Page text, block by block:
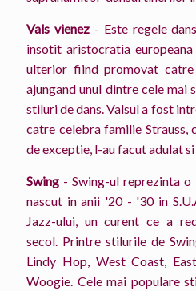
Vals vienez- Este regele
insotit aristocratia
ulterior fiind promovat
ajungand unul dintre cele mai
stiluri de dans. Valsul a fost
catre celebra familie
de exceptie, l-au facut adulat
Swing - Swing-ul reprezinta
nascut in anii '20 - '30 in
Jazz-ului, un curent ce a
secol. Printre stilurile de
Lindy Hop, West Coast,
Woogie. Cele mai populare